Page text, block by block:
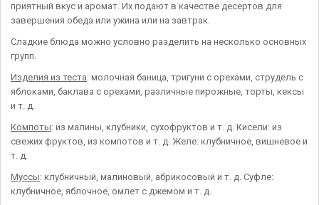
приятный вкус и аромат. Их подают в качестве десертов для
завершения обеда или ужина или на завтрак.
Сладкие блюда можно условно разделить на несколько основных
групп.
Изделия из теста: молочная баница, тригуни с орехами, струдель с
яблоками, баклава с орехами, различные пирожные, торты, кексы
и т. д.
Компоты: из малины, клубники, сухофруктов и т. д. Кисели: из
свежих фруктов, из компотов и т. д. Желе: клубничное, вишневое и
т. д.
Муссы: клубничный, малиновый, абрикосовый и т. д. Суфле:
клубничное, яблочное, омлет с джемом и т. д.